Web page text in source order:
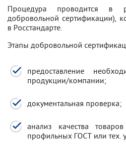
Процедура проводится в
добровольной сертификации),
в Росстандарте.
Этапы добровольной
предоставление
продукции/компании;
документальная проверка;
анализ качества
профильных ГОСТ или тех.